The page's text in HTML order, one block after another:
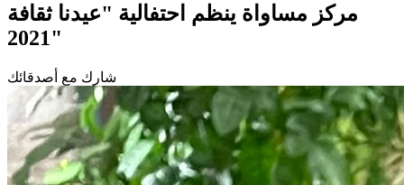
مركز مساواة ينظم احتفالية "عيدنا ثقافة
2021"
شارك مع أصدقائك